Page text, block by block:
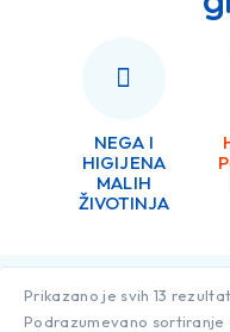
NEGA I
HIGIJENA
MALIH
ŽIVOTINJA
Prikazano je svih 13
Podrazumevano sortiranje